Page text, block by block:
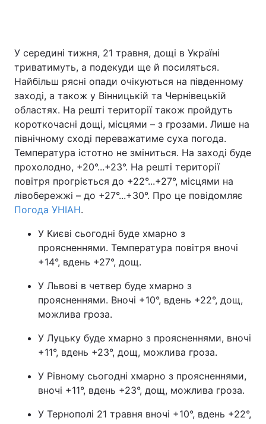
У середині тижня, 21 травня, дощі в Україні
триватимуть, а подекуди ще й посиляться.
Найбільш рясні опади очікуються на південному
заході, а також у Вінницькій та Чернівецькій
областях. На решті території також пройдуть
короткочасні дощі, місцями – з грозами. Лише на
північному сході переважатиме суха погода.
Температура істотно не зміниться. На заході буде
прохолодно, +20°...+23°. На решті території
повітря прогріється до +22°...+27°, місцями на
лівобережжі – до +27°...+30°. Про це повідомляє
Погода УНІАН.
У Києві сьогодні буде хмарно з
проясненнями. Температура повітря вночі
+14°, вдень +27°, дощ.
У Львові в четвер буде хмарно з
проясненнями. Вночі +10°, вдень +22°, дощ,
можлива гроза.
У Луцьку буде хмарно з проясненнями, вночі
+11°, вдень +23°, дощ, можлива гроза.
У Рівному сьогодні хмарно з проясненнями,
вночі +11°, вдень +23°, дощ, можлива гроза.
У Тернополі 21 травня вночі +10°, вдень +22°,